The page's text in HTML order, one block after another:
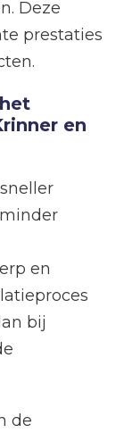
Deze
prestaties
en
en
bij
de